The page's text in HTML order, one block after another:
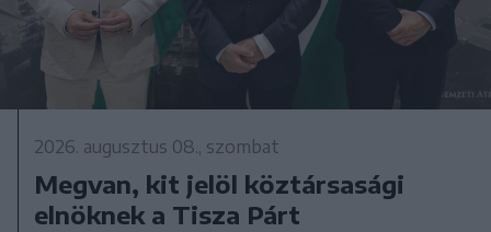
2026. augusztus 08., szombat
Megvan, kit jelöl köztársasági
elnöknek a Tisza Párt